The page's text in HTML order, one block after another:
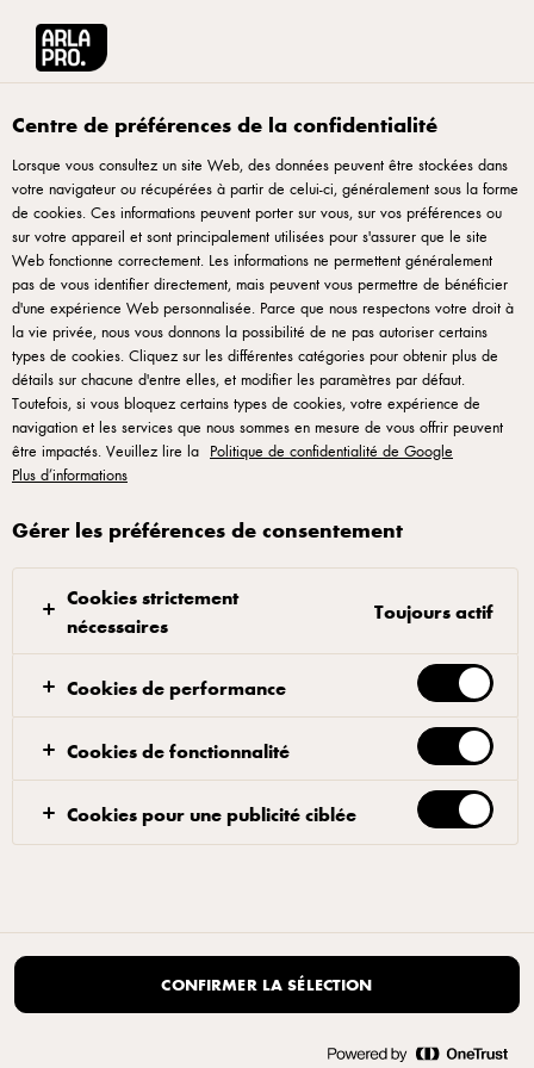
Mes favoris
Arla Foods Inc., Country office, 675 Rivermede Road, Concord, Ontario L4K
2G9, Canada -arlapro_canada@arlafoods.com
Conditions d'utilisation
Centre de préférences de la confidentialité
Lorsque vous consultez un site Web, des données peuvent être stockées dans
votre navigateur ou récupérées à partir de celui-ci, généralement sous la forme
de cookies. Ces informations peuvent porter sur vous, sur vos préférences ou
sur votre appareil et sont principalement utilisées pour s'assurer que le site
Web fonctionne correctement. Les informations ne permettent généralement
pas de vous identifier directement, mais peuvent vous permettre de bénéficier
d'une expérience Web personnalisée. Parce que nous respectons votre droit à
la vie privée, nous vous donnons la possibilité de ne pas autoriser certains
types de cookies. Cliquez sur les différentes catégories pour obtenir plus de
détails sur chacune d'entre elles, et modifier les paramètres par défaut.
Toutefois, si vous bloquez certains types de cookies, votre expérience de
navigation et les services que nous sommes en mesure de vous offrir peuvent
être impactés. Veuillez lire la Politique de confidentialité de Google
Plus d’informations
Gérer les préférences de consentement
Cookies strictement
nécessaires
Toujours actif
Cookies de performance
Cookies de fonctionnalité
Cookies pour une publicité ciblée
CONFIRMER LA SÉLECTION